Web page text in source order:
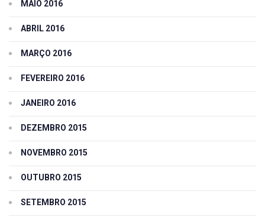
MAIO 2016
ABRIL 2016
MARÇO 2016
FEVEREIRO 2016
JANEIRO 2016
DEZEMBRO 2015
NOVEMBRO 2015
OUTUBRO 2015
SETEMBRO 2015